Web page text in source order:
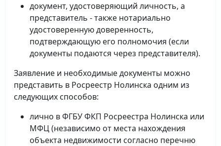
документ, удостоверяющий личность, а
представитель - также нотариально
удостоверенную доверенность,
подтверждающую его полномочия (если
документы подаются через представителя).
Заявление и необходимые документы можно
представить в Росреестр Нолинска одним из
следующих способов:
лично в ФГБУ ФКП Росреестра Нолинска или
МФЦ (независимо от места нахождения
объекта недвижимости согласно перечню